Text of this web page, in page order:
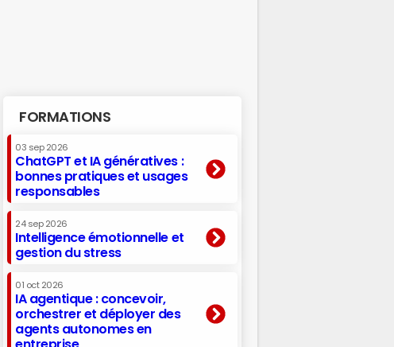
FORMATIONS
03 sep 2026
ChatGPT et IA génératives :
bonnes pratiques et usages
responsables
24 sep 2026
Intelligence émotionnelle et
gestion du stress
01 oct 2026
IA agentique : concevoir,
orchestrer et déployer des
agents autonomes en
entreprise